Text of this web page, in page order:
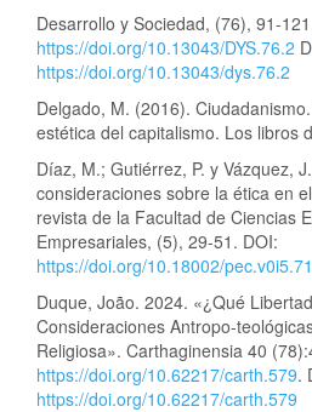
Desarrollo y Sociedad, (76), 91-
https://doi.org/10.13043/DYS.76.2
https://doi.org/10.13043/dys.76.2
Delgado, M. (2016).
estética del capitalismo. Los libros
Díaz, M.; Gutiérrez, P. y Vázquez,
consideraciones sobre la ética en
revista de la Facultad de Ciencias
Empresariales, (5), 29-51. DOI:
https://doi.org/10.18002/
Duque, João. 2024. «¿Qué
Consideraciones Antropo-
Religiosa». Carthaginensia 40
https://doi.org/10.62217/carth.579.
https://doi.org/10.62217/carth.579